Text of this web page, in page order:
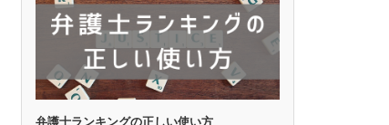
弁護士ランキングの正しい使い方